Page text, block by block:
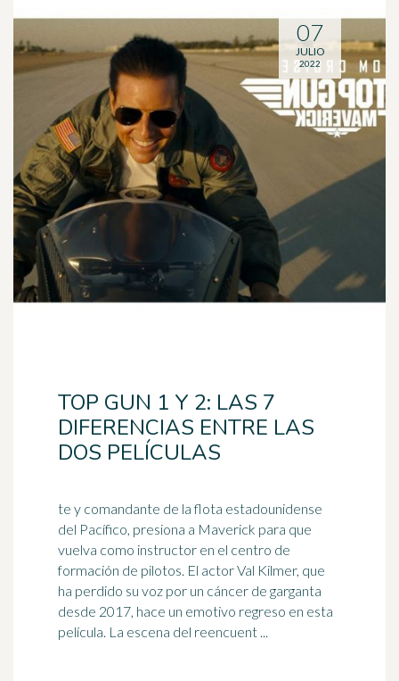
TOP GUN 1 Y 2: LAS 7
DIFERENCIAS ENTRE LAS
DOS PELÍCULAS
te y comandante de la flota estadounidense
del Pacífico, presiona a Maverick para que
vuelva como instructor en el centro de
formación de pilotos. El actorVal Kilmer, que
ha perdido su voz por un cáncer de garganta
desde 2017, hace un emotivo regreso en esta
película. La escena del reencuent ...
07
JULIO
2022